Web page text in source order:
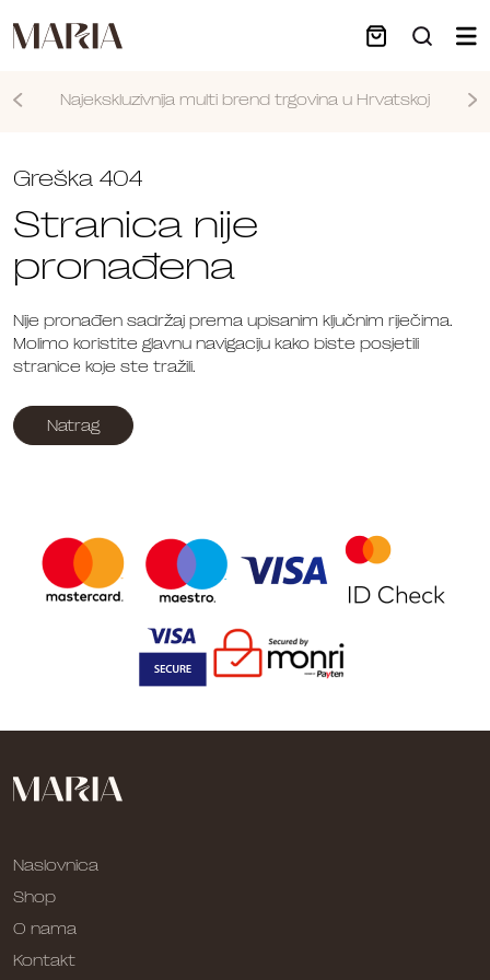
Najekskluzivnija multi brend trgovina u Hrvatskoj
Greška 404
Stranica nije
pronađena
Nije pronađen sadržaj prema upisanim ključnim riječima.
Molimo koristite glavnu navigaciju kako biste posjetili
stranice koje ste tražili.
Natrag
Naslovnica
Shop
O nama
Kontakt